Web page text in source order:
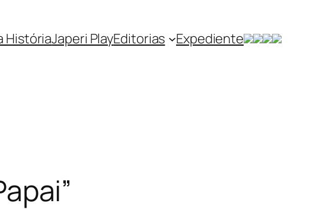
HistóriaJaperi PlayEditorias Expediente